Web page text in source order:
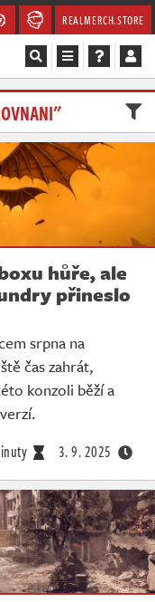
REALMERCH.STORE
hůře, ale
přineslo
srpna na
čas zahrát,
konzoli běží a
3. 9. 2025